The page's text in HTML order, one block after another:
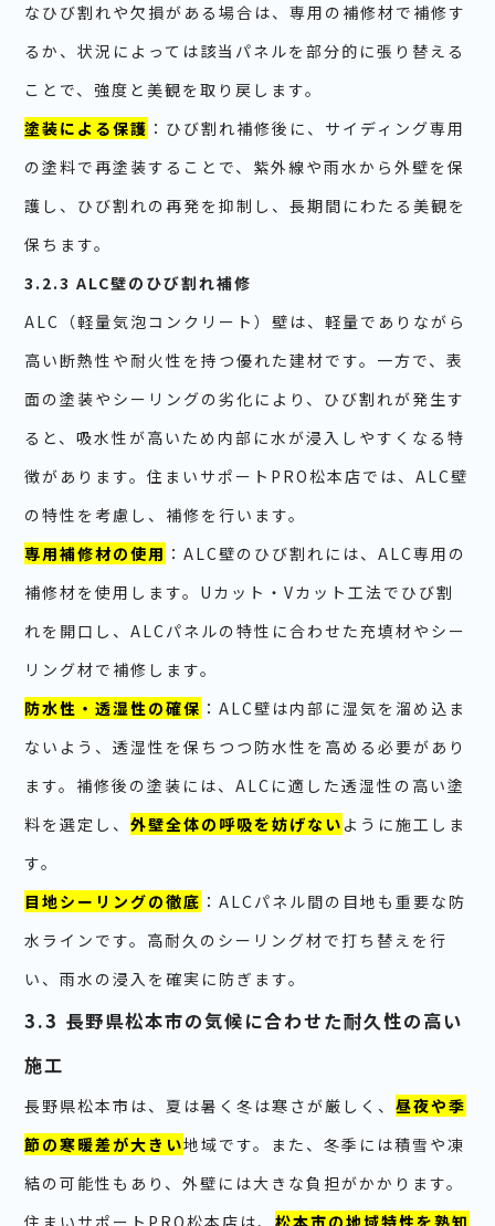
なひび割れや欠損がある場合は、専用の補修材で補修す
るか、状況によっては該当パネルを部分的に張り替える
ことで、強度と美観を取り戻します。
塗装による保護 ：ひび割れ補修後に、サイディング専用
の塗料で再塗装することで、紫外線や雨水から外壁を保
護し、ひび割れの再発を抑制し、長期間にわたる美観を
保ちます。
3.2.3 ALC壁のひび割れ補修
ALC（軽量気泡コンクリート）壁は、軽量でありながら
高い断熱性や耐火性を持つ優れた建材です。一方で、表
面の塗装やシーリングの劣化により、ひび割れが発生す
ると、吸水性が高いため内部に水が浸入しやすくなる特
徴があります。住まいサポートPRO松本店では、ALC壁
の特性を考慮し、補修を行います。
専用補修材の使用 ：ALC壁のひび割れには、ALC専用の
補修材を使用します。Uカット・Vカット工法でひび割
れを開口し、ALCパネルの特性に合わせた充填材やシー
リング材で補修します。
防水性・透湿性の確保 ：ALC壁は内部に湿気を溜め込ま
ないよう、透湿性を保ちつつ防水性を高める必要があり
ます。補修後の塗装には、ALCに適した透湿性の高い塗
料を選定し、外壁全体の呼吸を妨げない ように施工しま
す。
目地シーリングの徹底 ：ALCパネル間の目地も重要な防
水ラインです。高耐久のシーリング材で打ち替えを行
い、雨水の浸入を確実に防ぎます。
3.3 長野県松本市の気候に合わせた耐久性の高い
施工
長野県松本市は、夏は暑く冬は寒さが厳しく、昼夜や季
節の寒暖差が大きい地域です。また、冬季には積雪や凍
結の可能性もあり、外壁には大きな負担がかかります。